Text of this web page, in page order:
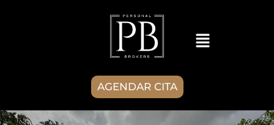
AGENDAR CITA